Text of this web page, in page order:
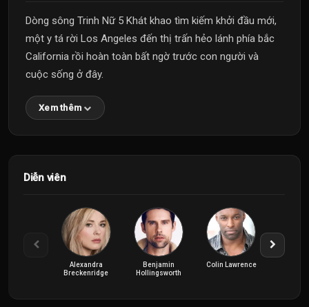
Dòng sông Trinh Nữ 5 Khát khao tìm kiếm khởi đầu mới,
một y tá rời Los Angeles đến thị trấn hẻo lánh phía bắc
California rồi hoàn toàn bất ngờ trước con người và
cuộc sống ở đây.
Xem thêm
Diễn viên
Alexandra
Breckenridge
Benjamin
Hollingsworth
Colin Lawrence